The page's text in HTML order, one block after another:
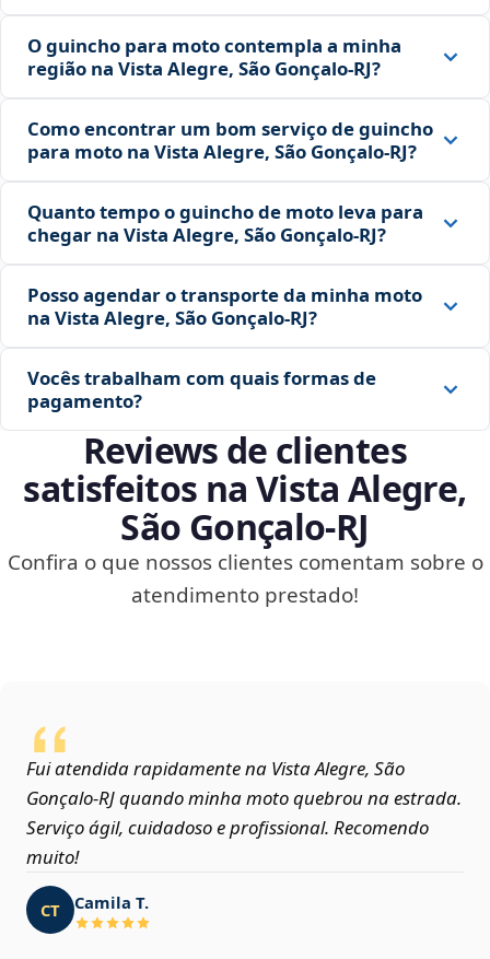
O guincho para moto contempla a minha
região na Vista Alegre, São Gonçalo‑RJ?
Como encontrar um bom serviço de guincho
para moto na Vista Alegre, São Gonçalo‑RJ?
Quanto tempo o guincho de moto leva para
chegar na Vista Alegre, São Gonçalo‑RJ?
Posso agendar o transporte da minha moto
na Vista Alegre, São Gonçalo‑RJ?
Vocês trabalham com quais formas de
pagamento?
Reviews de clientes
satisfeitos na Vista Alegre,
São Gonçalo‑RJ
Confira o que nossos clientes comentam sobre o
atendimento prestado!
Fui atendida rapidamente na Vista Alegre, São
Gonçalo‑RJ quando minha moto quebrou na estrada.
Serviço ágil, cuidadoso e profissional. Recomendo
muito!
CT Camila T.